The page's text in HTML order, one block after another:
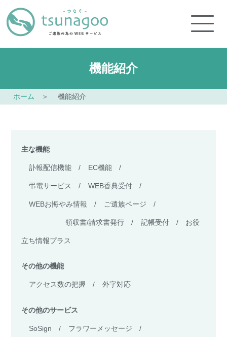
機能紹介
ホーム 機能紹介
主な機能
訃報配信機能 / EC機能 /
弔電サービス / WEB香典受付 /
WEBお悔やみ情報 / ご遺族ページ /
領収書/請求書発行 / 記帳受付 / お役
立ち情報プラス
その他の機能
アクセス数の把握 / 外字対応
その他のサービス
SoSign / フラワーメッセージ /